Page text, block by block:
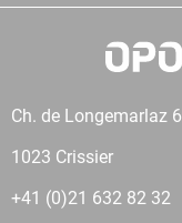
Ch. de Longemarlaz 6
1023 Crissier
+41 (0)21 632 82 32